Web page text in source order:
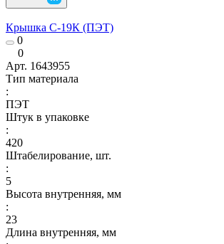
Крышка С-19К (ПЭТ)
0
0
Арт. 1643955
Тип материала
:
ПЭТ
Штук в упаковке
:
420
Штабелирование, шт.
:
5
Высота внутренняя, мм
:
23
Длина внутренняя, мм